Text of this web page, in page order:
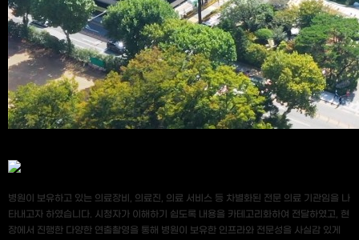
병원이 보유하고 있는 의료장비, 의료진, 의료 서비스 등 차별화된 전문 의료 기관임을 나
타내고자 하였습니다. 시청자가 이해하기 쉽도록 내용을 카테고리화하여 전달하였고, 현
장에서 진행한 다양한 연출촬영을 통해 병원이 보유한 인프라와 전문성을 사실감 있게